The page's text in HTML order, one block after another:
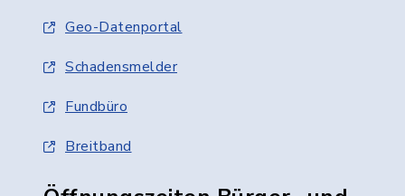
Geo-Datenportal
Schadensmelder
Fundbüro
Breitband